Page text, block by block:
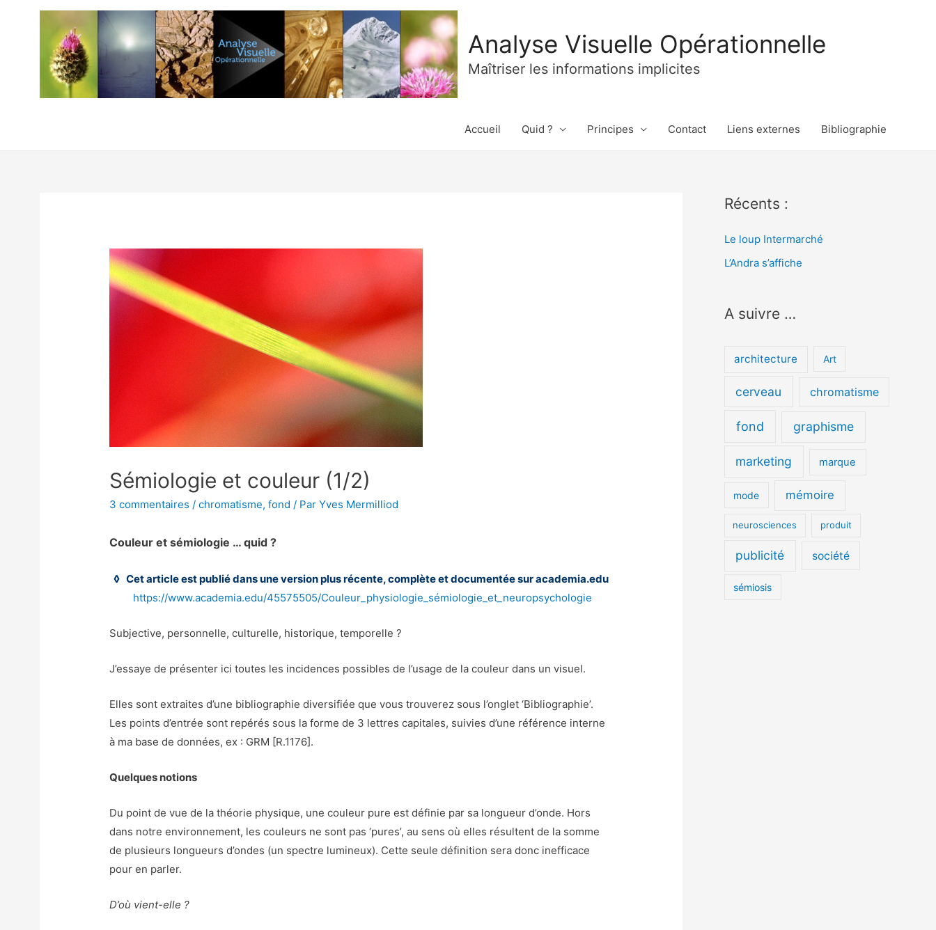
Analyse Visuelle Opérationnelle
Maîtriser les informations implicites
Accueil Quid ? Principes Contact Liens externes Bibliographie
Sémiologie et couleur (1/2)
3 commentaires / chromatisme, fond / Par Yves Mermilliod
Couleur et sémiologie … quid ?
◊ Cet article est publié dans une version plus récente, complète et documentée sur academia.edu
https://www.academia.edu/45575505/Couleur_physiologie_sémiologie_et_neuropsychologie
Subjective, personnelle, culturelle, historique, temporelle ?
J’essaye de présenter ici toutes les incidences possibles de l’usage de la couleur dans un visuel.
Elles sont extraites d’une bibliographie diversifiée que vous trouverez sous l’onglet ‘Bibliographie’.
Les points d’entrée sont repérés sous la forme de 3 lettres capitales, suivies d’une référence interne
à ma base de données, ex : GRM [R.1176].
Quelques notions
Du point de vue de la théorie physique, une couleur pure est définie par sa longueur d’onde. Hors
dans notre environnement, les couleurs ne sont pas ‘pures’, au sens où elles résultent de la somme
de plusieurs longueurs d’ondes (un spectre lumineux). Cette seule définition sera donc inefficace
pour en parler.
D’où vient-elle ?
Récents :
Le loup Intermarché
L’Andra s’affiche
A suivre …
architecture Art
cerveau chromatisme
fond graphisme
marketing marque
mode mémoire
neurosciences produit
publicité société
sémiosis